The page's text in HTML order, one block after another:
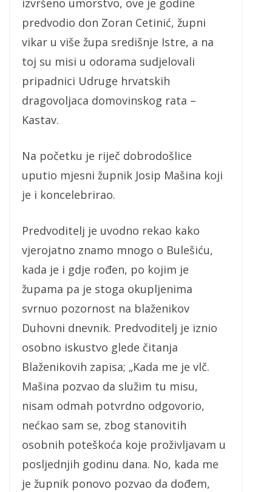
izvršeno umorstvo, ove je godine
predvodio don Zoran Cetinić, župni
vikar u više župa središnje Istre, a na
toj su misi u odorama sudjelovali
pripadnici Udruge hrvatskih
dragovoljaca domovinskog rata –
Kastav.
Na početku je riječ dobrodošlice
uputio mjesni župnik Josip Mašina koji
je i koncelebrirao.
Predvoditelj je uvodno rekao kako
vjerojatno znamo mnogo o Bulešiću,
kada je i gdje rođen, po kojim je
župama pa je stoga okupljenima
svrnuo pozornost na blaženikov
Duhovni dnevnik. Predvoditelj je iznio
osobno iskustvo glede čitanja
Blaženikovih zapisa; „Kada me je vlč.
Mašina pozvao da služim tu misu,
nisam odmah potvrdno odgovorio,
nećkao sam se, zbog stanovitih
osobnih poteškoća koje proživljavam u
posljednjih godinu dana. No, kada me
je župnik ponovo pozvao da dođem,